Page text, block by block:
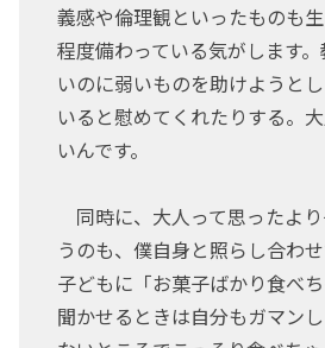
義感や倫理観といったものも
程度備わっている気がします
いのに弱いものを助けようと
いると慰めてくれたりする。
いんです。
同時に、大人って思ったよ
うのも、僕自身と照らし合わせ
子どもに「お菓子ばかり食べ
聞かせるときは自分もガマン